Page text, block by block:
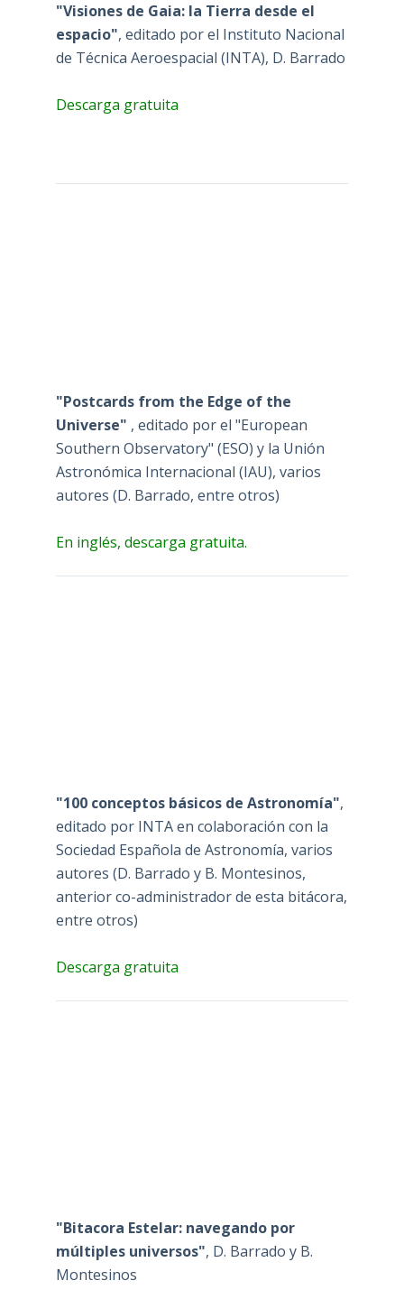
"Visiones de Gaia: la Tierra desde el
espacio", editado por el Instituto Nacional
de Técnica Aeroespacial (INTA), D. Barrado
Descarga gratuita
"Postcards from the Edge of the
Universe" , editado por el "European
Southern Observatory" (ESO) y la Unión
Astronómica Internacional (IAU), varios
autores (D. Barrado, entre otros)
En inglés, descarga gratuita.
"100 conceptos básicos de Astronomía",
editado por INTA en colaboración con la
Sociedad Española de Astronomía, varios
autores (D. Barrado y B. Montesinos,
anterior co-administrador de esta bitácora,
entre otros)
Descarga gratuita
"Bitacora Estelar: navegando por
múltiples universos", D. Barrado y B.
Montesinos